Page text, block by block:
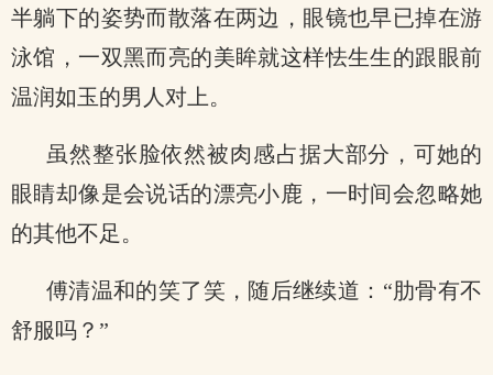
半躺下的姿势而散落在两边，眼镜也早已掉在游
泳馆，一双黑而亮的美眸就这样怯生生的跟眼前
温润如玉的男人对上。
虽然整张脸依然被肉感占据大部分，可她的
眼睛却像是会说话的漂亮小鹿，一时间会忽略她
的其他不足。
傅清温和的笑了笑，随后继续道：“肋骨有不
舒服吗？”